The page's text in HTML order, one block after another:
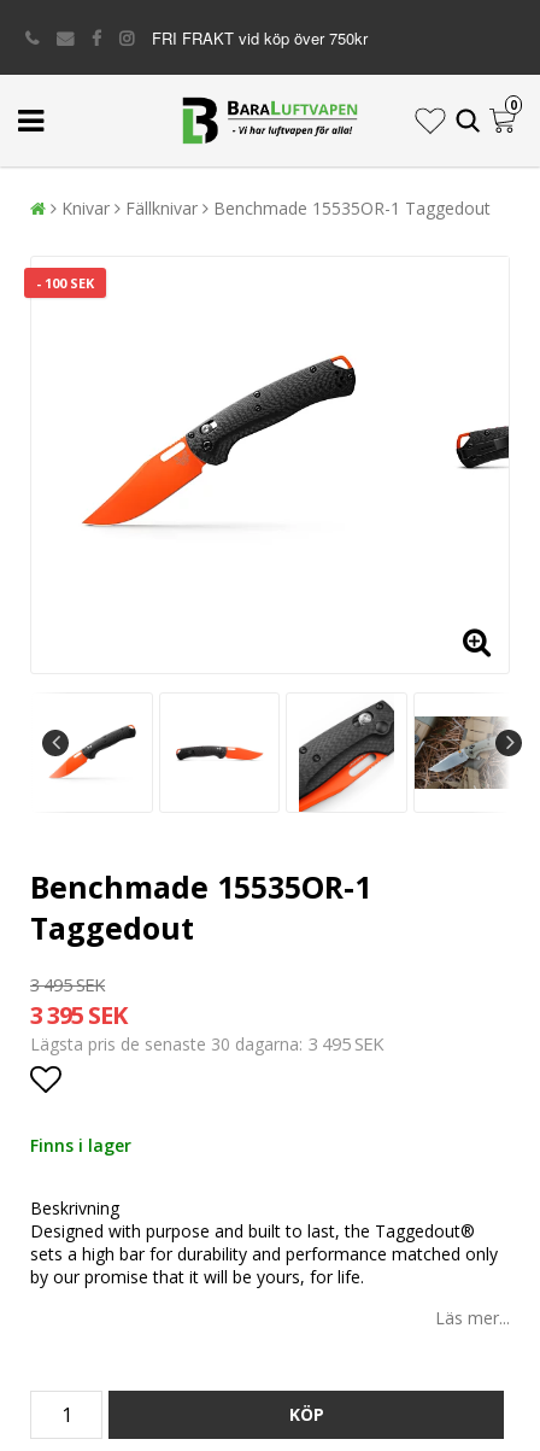
FRI FRAKT vid köp över 750kr
0
Knivar Fällknivar Benchmade 15535OR-1 Taggedout
- 100 SEK
Benchmade 15535OR-1
Taggedout
3 495 SEK
3 395 SEK
Lägsta pris de senaste 30 dagarna 3 495 SEK
Lägg till i favoritlistan
Finns i lager
Beskrivning
Designed with purpose and built to last, the Taggedout®
sets a high bar for durability and performance matched only
by our promise that it will be yours, for life.
Läs mer...
KÖP